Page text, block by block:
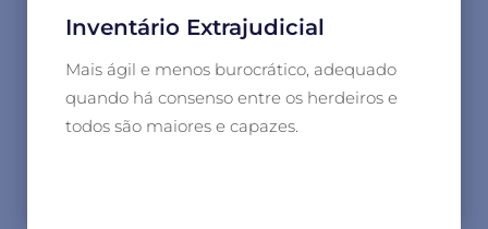
Inventário Extrajudicial
Mais ágil e menos burocrático, adequado
quando há consenso entre os herdeiros e
todos são maiores e capazes.